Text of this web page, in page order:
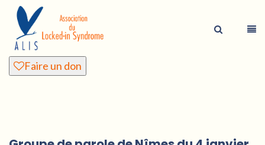
Faire un don